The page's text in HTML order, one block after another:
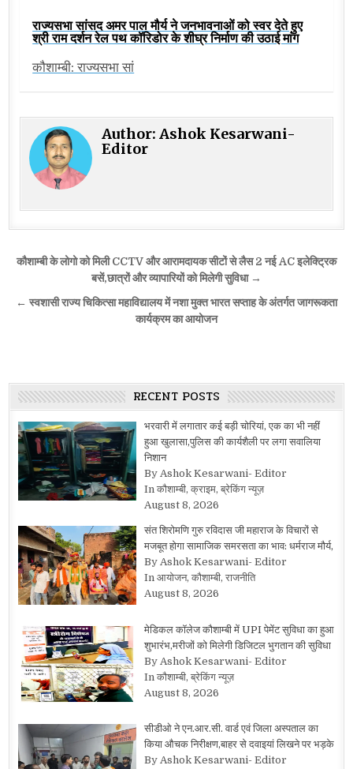
राज्यसभा सांसद अमर पाल मौर्य ने जनभावनाओं को स्वर देते हुए
श्री राम दर्शन रेल पथ कॉरिडोर के शीघ्र निर्माण की उठाई मांग
कौशाम्बी: राज्यसभा सां
Author:Ashok Kesarwani-
Editor
Post
navigation
कौशाम्बी के लोगो को मिली CCTV और आरामदायक सीटों से लैस 2 नई AC इलेक्ट्रिक
बसें,छात्रों और व्यापारियों को मिलेगी सुविधा →
← स्वशासी राज्य चिकित्सा महाविद्यालय में नशा मुक्त भारत सप्ताह के अंतर्गत जागरूकता
कार्यक्रम का आयोजन
RECENT POSTS
भरवारी में लगातार कई बड़ी चोरियां, एक का भी नहीं
हुआ खुलासा,पुलिस की कार्यशैली पर लगा सवालिया
निशान
By Ashok Kesarwani- Editor
In कौशाम्बी, क्राइम, ब्रेकिंग न्यूज़
August 8, 2026
संत शिरोमणि गुरु रविदास जी महाराज के विचारों से
मजबूत होगा सामाजिक समरसता का भाव: धर्मराज मौर्य,
By Ashok Kesarwani- Editor
In आयोजन, कौशाम्बी, राजनीति
August 8, 2026
मेडिकल कॉलेज कौशाम्बी में UPI पेमेंट सुविधा का हुआ
शुभारंभ,मरीजों को मिलेगी डिजिटल भुगतान की सुविधा
By Ashok Kesarwani- Editor
In कौशाम्बी, ब्रेकिंग न्यूज़
August 8, 2026
सीडीओ ने एन.आर.सी. वार्ड एवं जिला अस्पताल का
किया औचक निरीक्षण,बाहर से दवाइयां लिखने पर भड़के
By Ashok Kesarwani- Editor